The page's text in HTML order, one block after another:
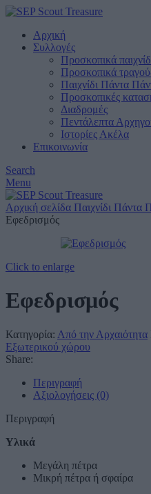
Αρχική
Συλλογές
Προσκοπικά
Προσκοπικά
Παιχνίδι Πάντα
Προσκοπικές
Διαδρομές
Πεντάλεπτα
Ιστορίες Ακέλα
Επικοινωνία
Search
Menu
Αρχική σελίδα Παιχνίδι Πάντα
Εφεδρισμός
Click to enlarge
Εφεδρισμός
Κατηγορία: Από την Αρχαιότητα
Εξωτερικού χώρου
Share:
Περιγραφή
Αξιολογήσεις (0)
Περιγραφή
Υλικά
Μεγάλη πέτρα
Μικρή πέτρα ή σφαίρα